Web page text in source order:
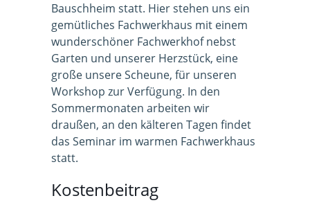
Bauschheim statt. Hier stehen uns ein
gemütliches Fachwerkhaus mit einem
wunderschöner Fachwerkhof nebst
Garten und unserer Herzstück, eine
große unsere Scheune, für unseren
Workshop zur Verfügung. In den
Sommermonaten arbeiten wir
draußen, an den kälteren Tagen findet
das Seminar im warmen Fachwerkhaus
statt.
Kostenbeitrag